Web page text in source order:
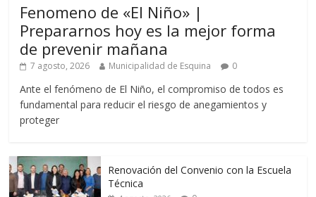
Fenomeno de «El Niño» |
Prepararnos hoy es la mejor forma
de prevenir mañana
7 agosto, 2026 Municipalidad de Esquina 0
Ante el fenómeno de El Niño, el compromiso de todos es
fundamental para reducir el riesgo de anegamientos y
proteger
Renovación del Convenio con la Escuela
Técnica